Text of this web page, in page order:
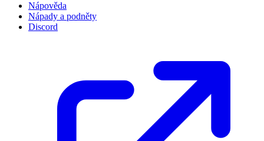
Nápověda
Nápady a podněty
Discord